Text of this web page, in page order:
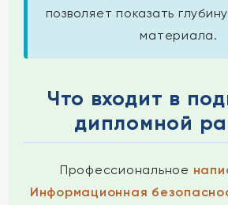
позволяет показать
материала.
Что входит в
дипломной
Профессиональное
Информационная